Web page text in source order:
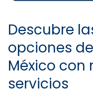
Descubre
opciones
México con
servicios